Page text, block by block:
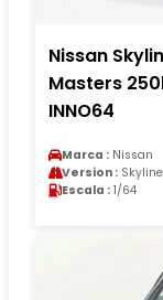
Nissan
Masters
INNO64
Marca : Nissan
Version : Skyline
Escala : 1/64